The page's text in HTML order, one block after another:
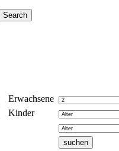
Erwachsene
Kinder